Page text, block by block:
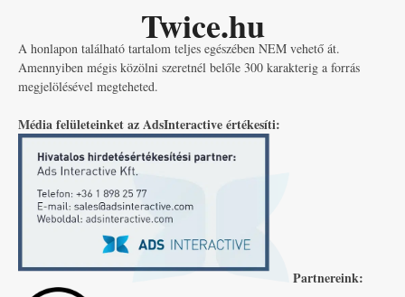
Twice.hu
A honlapon található tartalom teljes egészében NEM vehető át.
Amennyiben mégis közölni szeretnél belőle 300 karakterig a forrás
megjelölésével megteheted.
Média felületeinket az AdsInteractive értékesíti:
Partnereink: